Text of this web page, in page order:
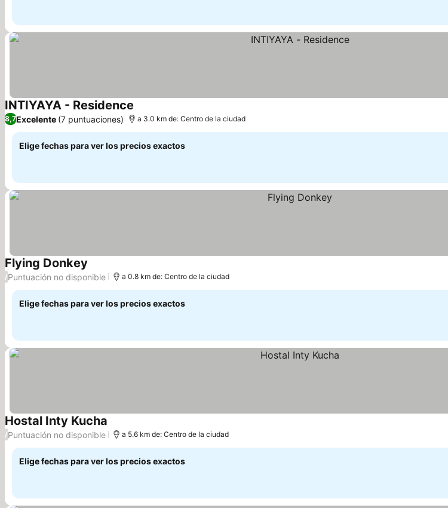
INTIYAYA - ResidenceVer precios
8,7Excelente (7 puntuaciones) a 3.0 km de: Centro de la ciudad
Elige fechas para ver los precios exactos
Flying Donkey Ver precios
/Puntuación no disponible a 0.8 km de: Centro de la ciudad
Elige fechas para ver los precios exactos
Hostal Inty Kucha Ver precios
/Puntuación no disponible a 5.6 km de: Centro de la ciudad
Elige fechas para ver los precios exactos